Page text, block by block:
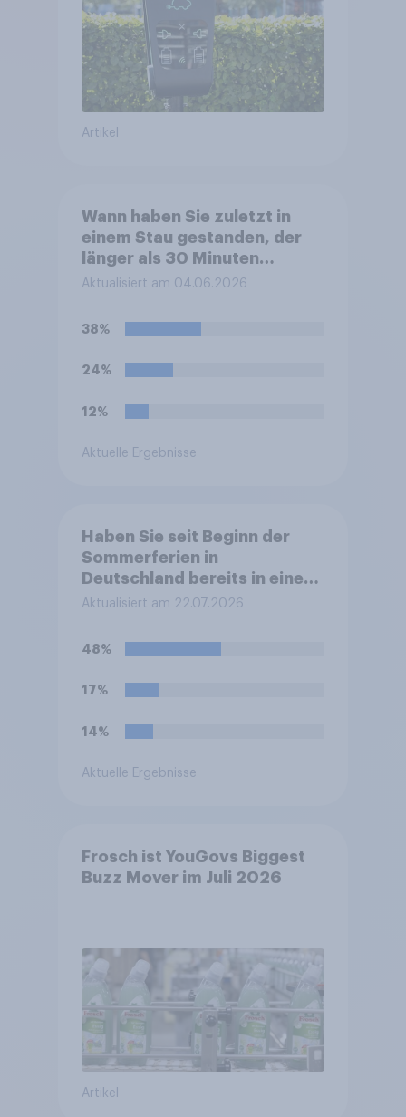
Artikel
Wann haben Sie zuletzt in
einem Stau gestanden, der
länger als 30 Minuten
gedauert hat?
Aktualisiert am 04.06.2026
38%
24%
12%
Aktuelle Ergebnisse
Haben Sie seit Beginn der
Sommerferien in
Deutschland bereits in einem
Stau auf der Autobahn
Aktualisiert am 22.07.2026
48%
17%
14%
Aktuelle Ergebnisse
Frosch ist YouGovs Biggest
Buzz Mover im Juli 2026
Artikel